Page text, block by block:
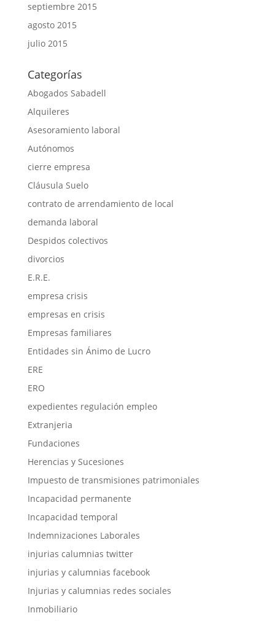
septiembre 2015
agosto 2015
julio 2015
Categorías
Abogados Sabadell
Alquileres
Asesoramiento laboral
Autónomos
cierre empresa
Cláusula Suelo
contrato de arrendamiento de local
demanda laboral
Despidos colectivos
divorcios
E.R.E.
empresa crisis
empresas en crisis
Empresas familiares
Entidades sin Ánimo de Lucro
ERE
ERO
expedientes regulación empleo
Extranjeria
Fundaciones
Herencias y Sucesiones
Impuesto de transmisiones patrimoniales
Incapacidad permanente
Incapacidad temporal
Indemnizaciones Laborales
injurias calumnias twitter
injurias y calumnias facebook
Injurias y calumnias redes sociales
Inmobiliario